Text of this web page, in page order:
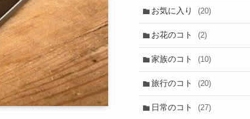
お気に入り (20)
お花のコト (2)
家族のコト (10)
旅行のコト (20)
日常のコト (27)